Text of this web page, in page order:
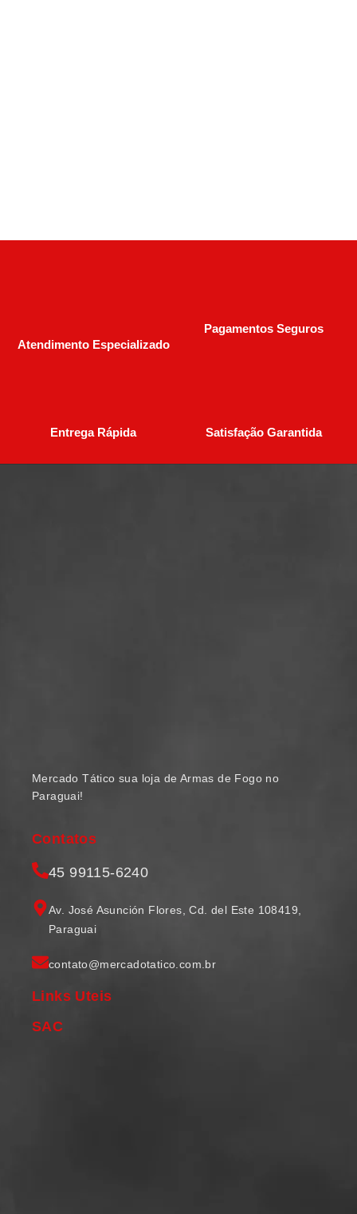
Atendimento Especializado
Pagamentos Seguros
Entrega Rápida Satisfação Garantida
Mercado Tático sua loja de Armas de Fogo no
Paraguai!
Contatos
45 99115-6240
Av. José Asunción Flores, Cd. del Este 108419,
Paraguai
contato@mercadotatico.com.br
Links Uteis
SAC